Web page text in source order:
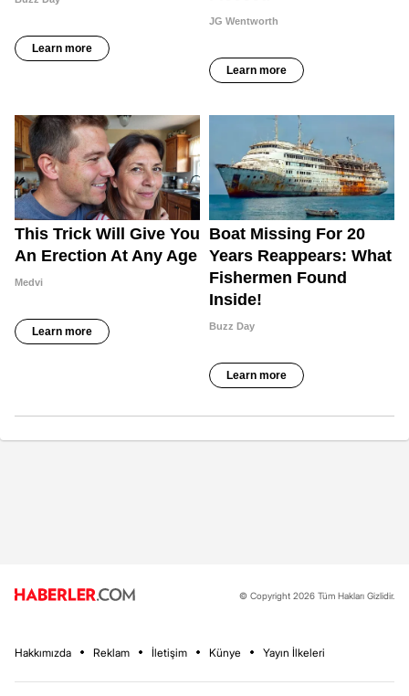
© Copyright 2026 Tüm Hakları Gizlidir.
Hakkımızda Reklam İletişim Künye Yayın İlkeleri